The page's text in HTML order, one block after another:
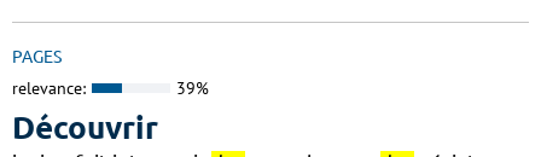
PAGES
relevance: 39%
Découvrir